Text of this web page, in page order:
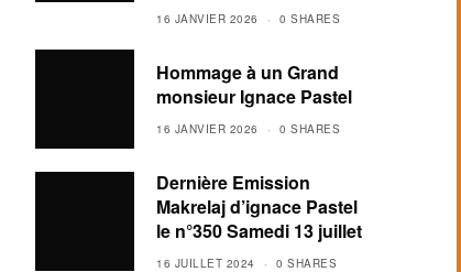
16 JANVIER 2026 0 SHARES
Hommage à un Grand
monsieur Ignace Pastel
16 JANVIER 2026 0 SHARES
Dernière Emission
Makrelaj d’ignace Pastel
le n°350 Samedi 13 juillet
16 JUILLET 2024 0 SHARES